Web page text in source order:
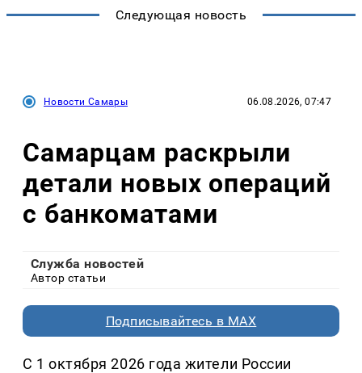
Следующая новость
Новости Самары 06.08.2026, 07:47
Самарцам раскрыли
детали новых операций
с банкоматами
Служба новостей
Автор статьи
Подписывайтесь в MAX
С 1 октября 2026 года жители России